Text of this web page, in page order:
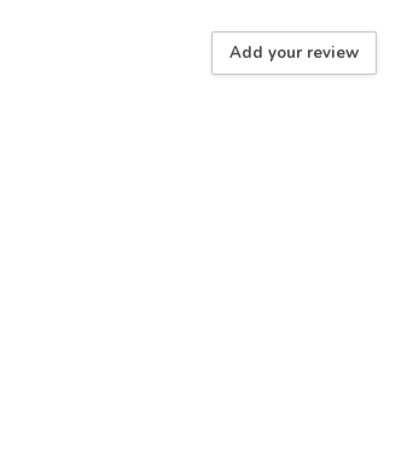
Add your review